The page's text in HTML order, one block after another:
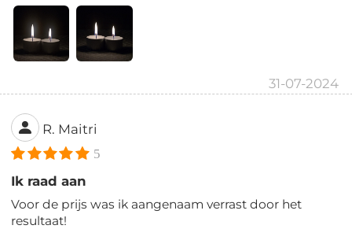
31-07-2024
R. Maitri
5
Ik raad aan
Voor de prijs was ik aangenaam verrast door het
resultaat!